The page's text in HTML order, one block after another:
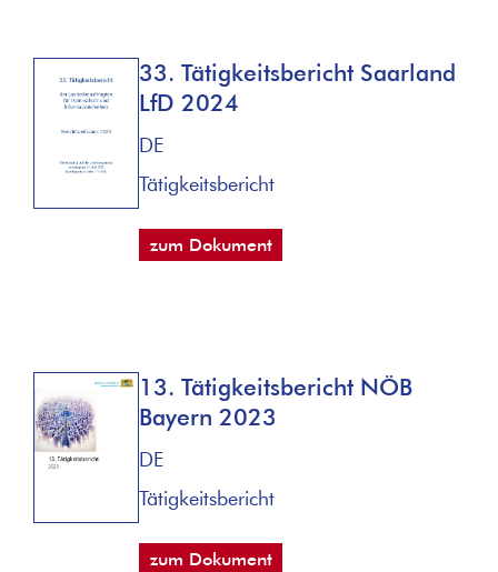
33. Tätigkeitsbericht Saarland
LfD 2024
DE
Tätigkeitsbericht
zum Dokument
13. Tätigkeitsbericht NÖB
Bayern 2023
DE
Tätigkeitsbericht
zum Dokument